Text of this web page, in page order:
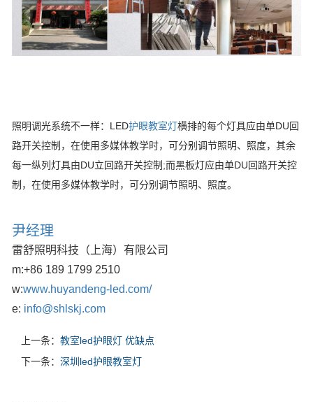
照明调光系统不一样：LED护眼教室灯横排的每个灯具应由单DU回
路开关控制，在使用多媒体教学时，可分别调节照明、照度，其余
每一纵列灯具由DU立回路开关控制;而黑板灯应由单DU回路开关控
制，在使用多媒体教学时，可分别调节照明、照度。
尹经理
雷舒照明科技（上海）有限公司
m:+86 189 1799 2510
w:www.huyandeng-led.com/
e: info@shlskj.com
上一条： 教室led护眼灯 优缺点
下一条： 深圳led护眼教室灯